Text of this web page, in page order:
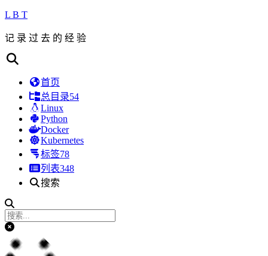
L B T
记 录 过 去 的 经 验
首页
总目录54
Linux
Python
Docker
Kubernetes
标签78
列表348
搜索